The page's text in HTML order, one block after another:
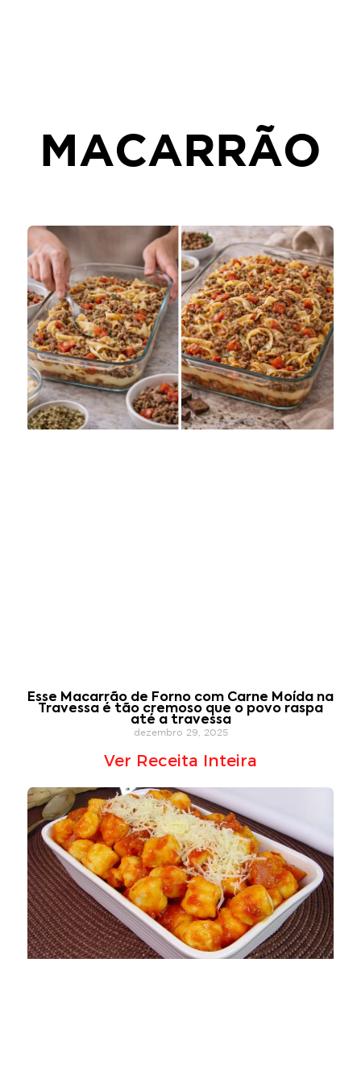
MACARRÃO
Esse Macarrão de Forno com Carne Moída na
Travessa é tão cremoso que o povo raspa
até a travessa
dezembro 29, 2025
Ver Receita Inteira